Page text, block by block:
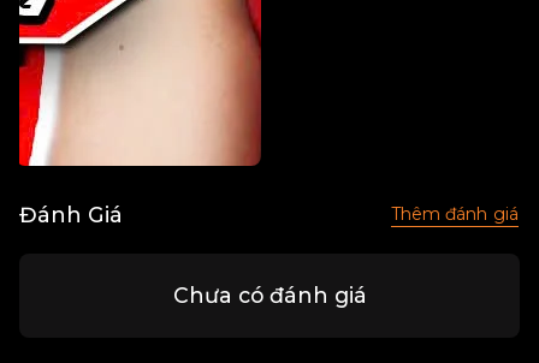
Đánh Giá Thêm đánh giá
Chưa có đánh giá